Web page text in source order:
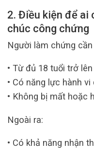
2. Điều kiện để ai
chúc công chứng
Người làm chứng
• Từ đủ 18 tuổi trở lên
• Có năng lực hành
• Không bị mất hoặc
Ngoài ra:
• Có khả năng nhận